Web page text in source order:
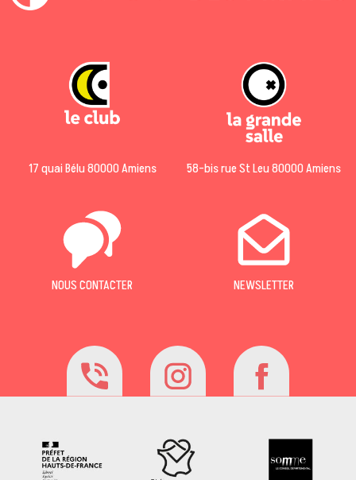
17 quai Bélu 80000 Amiens 58-bis rue St Leu 80000 Amiens
NOUS CONTACTER NEWSLETTER